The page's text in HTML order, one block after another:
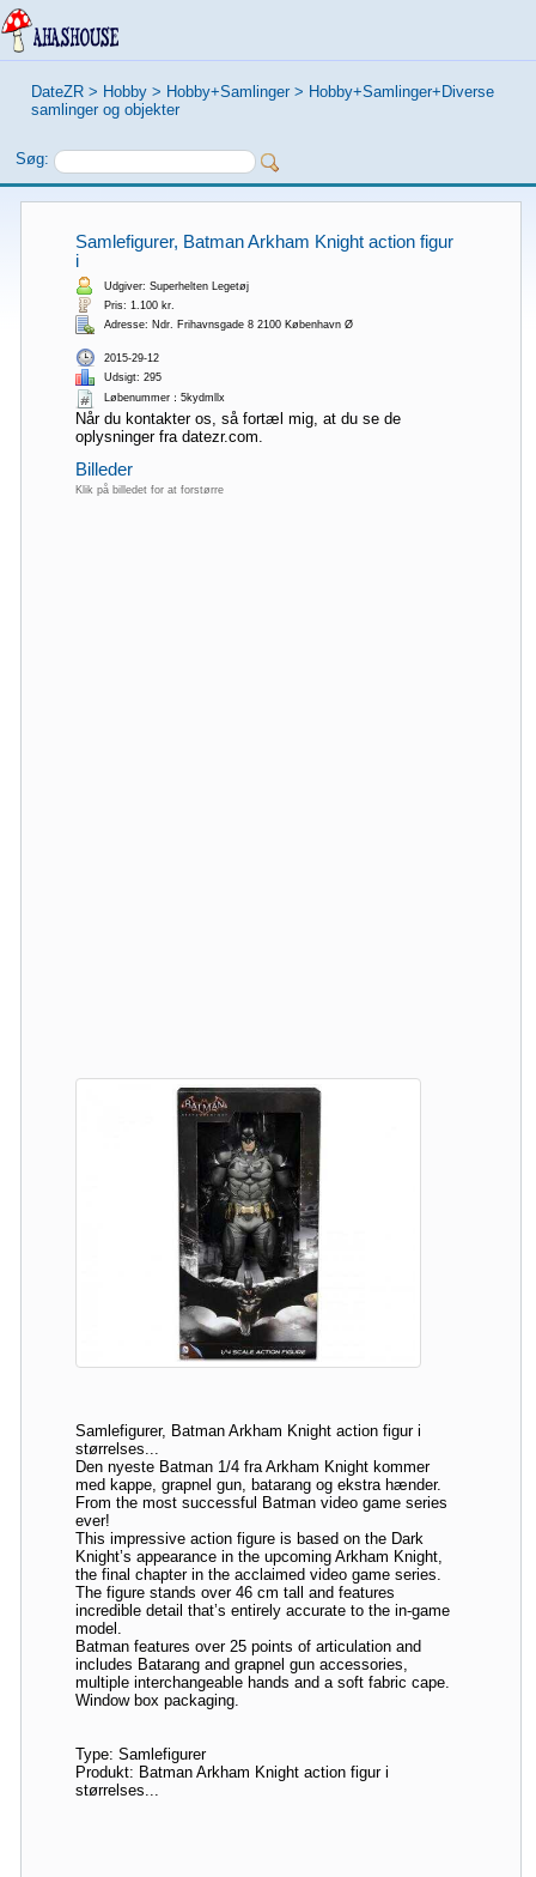
DateZR > Hobby > Hobby+Samlinger > Hobby+Samlinger+Diverse
samlinger og objekter
Søg:
Samlefigurer, Batman Arkham Knight action figur
i
Udgiver: Superhelten Legetøj
Pris: 1.100 kr.
Adresse: Ndr. Frihavnsgade 8 2100 København Ø
2015-29-12
Udsigt: 295
Løbenummer：5kydmllx
Når du kontakter os, så fortæl mig, at du se de
oplysninger fra datezr.com.
Billeder
Klik på billedet for at forstørre
Samlefigurer, Batman Arkham Knight action figur i
størrelses...
Den nyeste Batman 1/4 fra Arkham Knight kommer
med kappe, grapnel gun, batarang og ekstra hænder.
From the most successful Batman video game series
ever!
This impressive action figure is based on the Dark
Knight’s appearance in the upcoming Arkham Knight,
the final chapter in the acclaimed video game series.
The figure stands over 46 cm tall and features
incredible detail that’s entirely accurate to the in-game
model.
Batman features over 25 points of articulation and
includes Batarang and grapnel gun accessories,
multiple interchangeable hands and a soft fabric cape.
Window box packaging.
Type: Samlefigurer
Produkt: Batman Arkham Knight action figur i
størrelses...